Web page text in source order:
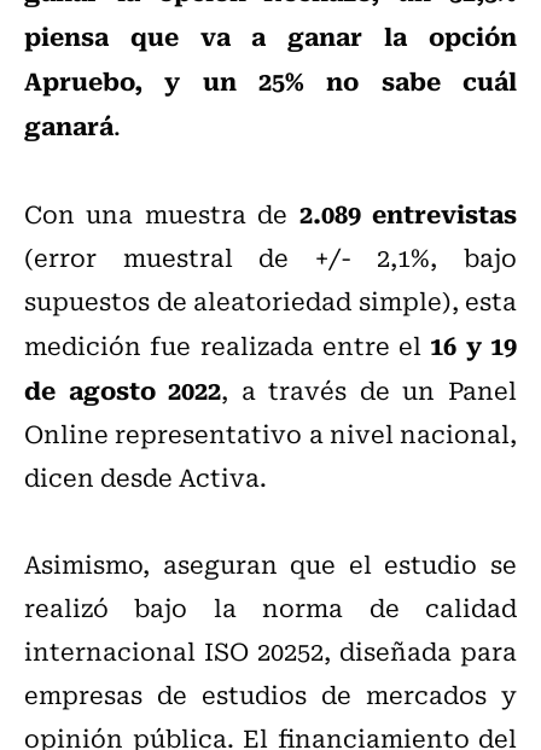
piensa que va a ganar la opción
Apruebo, y un 25% no sabe cuál
ganará.
Con una muestra de 2.089 entrevistas
(error muestral de +/- 2,1%, bajo
supuestos de aleatoriedad simple), esta
medición fue realizada entre el 16 y 19
de agosto 2022, a través de un Panel
Online representativo a nivel nacional,
dicen desde Activa.
Asimismo, aseguran que el estudio se
realizó bajo la norma de calidad
internacional ISO 20252, diseñada para
empresas de estudios de mercados y
opinión pública. El financiamiento del